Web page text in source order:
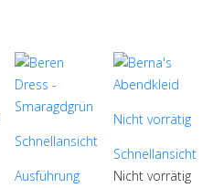
Schnellansicht
Ausführung
Nicht vorrätig
Schnellansicht
Nicht vorrätig